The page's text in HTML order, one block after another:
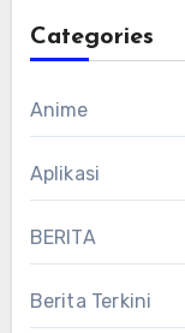
Categories
Anime
Aplikasi
BERITA
Berita Terkini